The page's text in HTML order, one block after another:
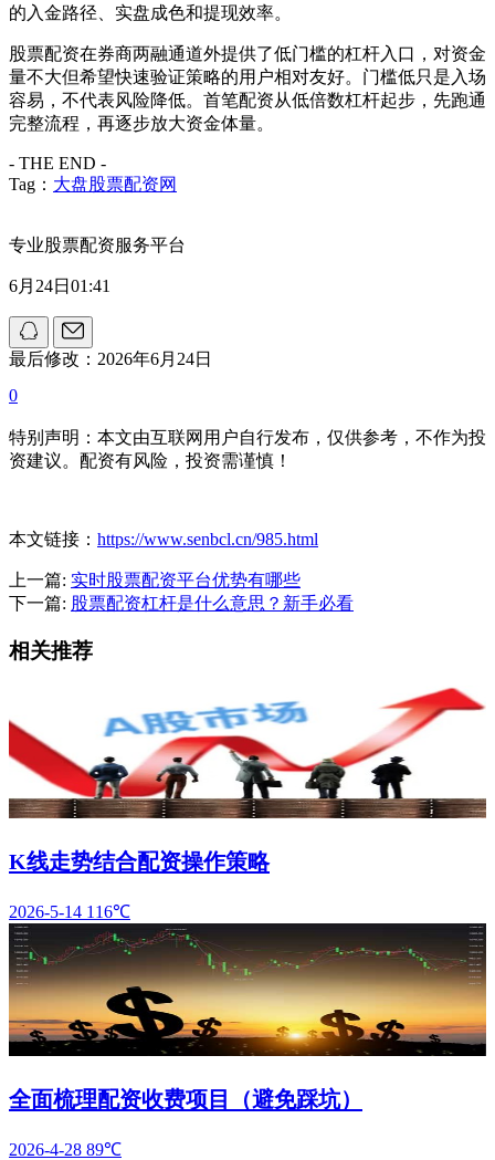
的入金路径、实盘成色和提现效率。
股票配资在券商两融通道外提供了低门槛的杠杆入口，对资金
量不大但希望快速验证策略的用户相对友好。门槛低只是入场
容易，不代表风险降低。首笔配资从低倍数杠杆起步，先跑通
完整流程，再逐步放大资金体量。
- THE END -
Tag： 大盘股票配资网
专业股票配资服务平台
6月24日01:41
最后修改：2026年6月24日
0
特别声明：本文由互联网用户自行发布，仅供参考，不作为投
资建议。配资有风险，投资需谨慎！
本文链接： https://www.senbcl.cn/985.html
上一篇: 实时股票配资平台优势有哪些
下一篇: 股票配资杠杆是什么意思？新手必看
相关推荐
K线走势结合配资操作策略
2026-5-14 116℃
全面梳理配资收费项目（避免踩坑）
2026-4-28 89℃